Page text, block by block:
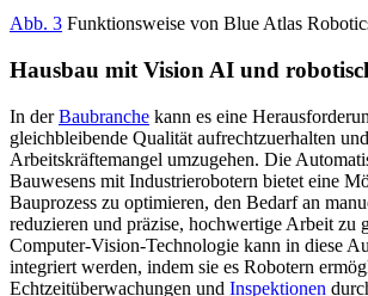
Abb. 3 Funktionsweise von Blue Atlas
Hausbau mit Vision AI und
In derBaubranche kann es eine
gleichbleibende Qualität aufrechtzuerhalten
Arbeitskräftemangel umzugehen. Die
Bauwesens mit Industrierobotern bietet eine
Bauprozess zu optimieren, den Bedarf an
reduzieren und präzise, hochwertige Arbeit zu
Computer-Vision-Technologie kann in diese
integriert werden, indem sie es Robotern
Echtzeitüberwachungen und Inspektionen